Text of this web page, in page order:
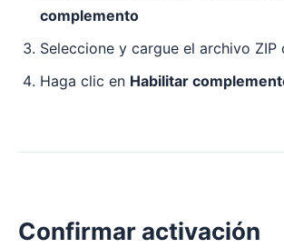
complemento
Seleccione y cargue el archivo ZIP
Haga clic en Habilitar
Confirmar activación